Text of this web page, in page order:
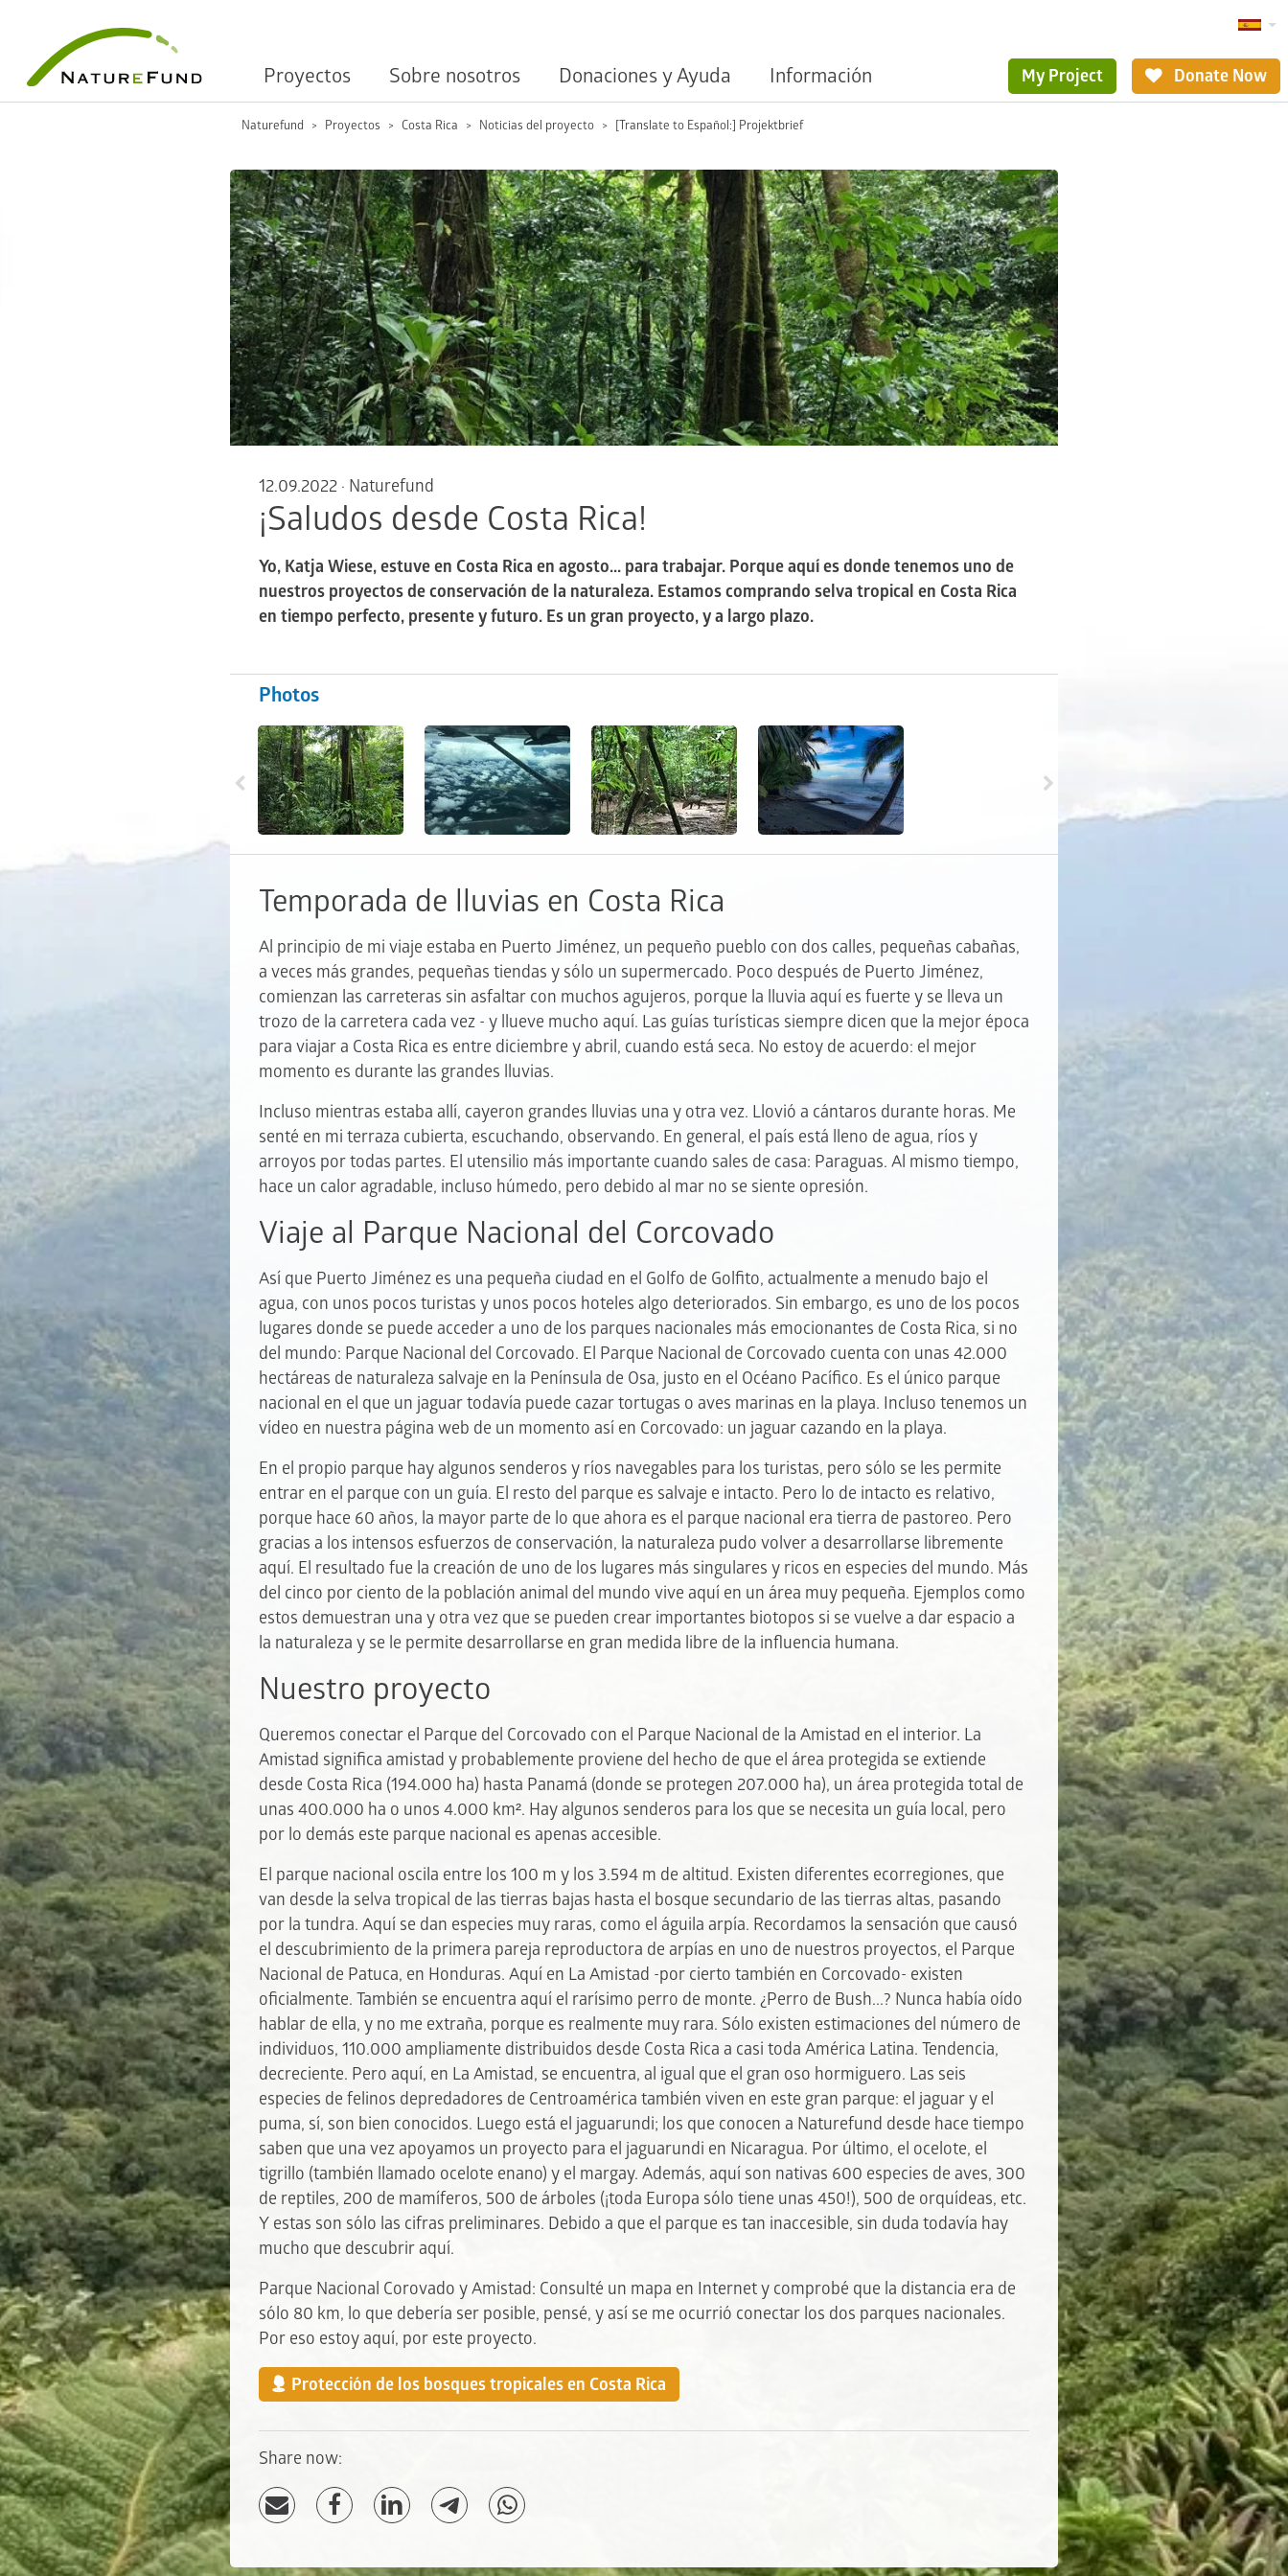
Proyectos Sobre nosotros Donaciones y Ayuda Información My Project Donate Now
Naturefund Proyectos Costa Rica Noticias del proyecto [Translate to Español:] Projektbrief
12.09.2022 · Naturefund
¡Saludos desde Costa Rica!
Yo, Katja Wiese, estuve en Costa Rica en agosto... para trabajar. Porque aquí es donde tenemos uno de
nuestros proyectos de conservación de la naturaleza. Estamos comprando selva tropical en Costa Rica
en tiempo perfecto, presente y futuro. Es un gran proyecto, y a largo plazo.
Photos
Temporada de lluvias en Costa Rica
Al principio de mi viaje estaba en Puerto Jiménez, un pequeño pueblo con dos calles, pequeñas cabañas,
a veces más grandes, pequeñas tiendas y sólo un supermercado. Poco después de Puerto Jiménez,
comienzan las carreteras sin asfaltar con muchos agujeros, porque la lluvia aquí es fuerte y se lleva un
trozo de la carretera cada vez - y llueve mucho aquí. Las guías turísticas siempre dicen que la mejor época
para viajar a Costa Rica es entre diciembre y abril, cuando está seca. No estoy de acuerdo: el mejor
momento es durante las grandes lluvias.
Incluso mientras estaba allí, cayeron grandes lluvias una y otra vez. Llovió a cántaros durante horas. Me
senté en mi terraza cubierta, escuchando, observando. En general, el país está lleno de agua, ríos y
arroyos por todas partes. El utensilio más importante cuando sales de casa: Paraguas. Al mismo tiempo,
hace un calor agradable, incluso húmedo, pero debido al mar no se siente opresión.
Viaje al Parque Nacional del Corcovado
Así que Puerto Jiménez es una pequeña ciudad en el Golfo de Golfito, actualmente a menudo bajo el
agua, con unos pocos turistas y unos pocos hoteles algo deteriorados. Sin embargo, es uno de los pocos
lugares donde se puede acceder a uno de los parques nacionales más emocionantes de Costa Rica, si no
del mundo: Parque Nacional del Corcovado. El Parque Nacional de Corcovado cuenta con unas 42.000
hectáreas de naturaleza salvaje en la Península de Osa, justo en el Océano Pacífico. Es el único parque
nacional en el que un jaguar todavía puede cazar tortugas o aves marinas en la playa. Incluso tenemos un
vídeo en nuestra página web de un momento así en Corcovado: un jaguar cazando en la playa.
En el propio parque hay algunos senderos y ríos navegables para los turistas, pero sólo se les permite
entrar en el parque con un guía. El resto del parque es salvaje e intacto. Pero lo de intacto es relativo,
porque hace 60 años, la mayor parte de lo que ahora es el parque nacional era tierra de pastoreo. Pero
gracias a los intensos esfuerzos de conservación, la naturaleza pudo volver a desarrollarse libremente
aquí. El resultado fue la creación de uno de los lugares más singulares y ricos en especies del mundo. Más
del cinco por ciento de la población animal del mundo vive aquí en un área muy pequeña. Ejemplos como
estos demuestran una y otra vez que se pueden crear importantes biotopos si se vuelve a dar espacio a
la naturaleza y se le permite desarrollarse en gran medida libre de la influencia humana.
Nuestro proyecto
Queremos conectar el Parque del Corcovado con el Parque Nacional de la Amistad en el interior. La
Amistad significa amistad y probablemente proviene del hecho de que el área protegida se extiende
desde Costa Rica (194.000 ha) hasta Panamá (donde se protegen 207.000 ha), un área protegida total de
unas 400.000 ha o unos 4.000 km². Hay algunos senderos para los que se necesita un guía local, pero
por lo demás este parque nacional es apenas accesible.
El parque nacional oscila entre los 100 m y los 3.594 m de altitud. Existen diferentes ecorregiones, que
van desde la selva tropical de las tierras bajas hasta el bosque secundario de las tierras altas, pasando
por la tundra. Aquí se dan especies muy raras, como el águila arpía. Recordamos la sensación que causó
el descubrimiento de la primera pareja reproductora de arpías en uno de nuestros proyectos, el Parque
Nacional de Patuca, en Honduras. Aquí en La Amistad -por cierto también en Corcovado- existen
oficialmente. También se encuentra aquí el rarísimo perro de monte. ¿Perro de Bush...? Nunca había oído
hablar de ella, y no me extraña, porque es realmente muy rara. Sólo existen estimaciones del número de
individuos, 110.000 ampliamente distribuidos desde Costa Rica a casi toda América Latina. Tendencia,
decreciente. Pero aquí, en La Amistad, se encuentra, al igual que el gran oso hormiguero. Las seis
especies de felinos depredadores de Centroamérica también viven en este gran parque: el jaguar y el
puma, sí, son bien conocidos. Luego está el jaguarundi; los que conocen a Naturefund desde hace tiempo
saben que una vez apoyamos un proyecto para el jaguarundi en Nicaragua. Por último, el ocelote, el
tigrillo (también llamado ocelote enano) y el margay. Además, aquí son nativas 600 especies de aves, 300
de reptiles, 200 de mamíferos, 500 de árboles (¡toda Europa sólo tiene unas 450!), 500 de orquídeas, etc.
Y estas son sólo las cifras preliminares. Debido a que el parque es tan inaccesible, sin duda todavía hay
mucho que descubrir aquí.
Parque Nacional Corovado y Amistad: Consulté un mapa en Internet y comprobé que la distancia era de
sólo 80 km, lo que debería ser posible, pensé, y así se me ocurrió conectar los dos parques nacionales.
Por eso estoy aquí, por este proyecto.
Protección de los bosques tropicales en Costa Rica
Share now: